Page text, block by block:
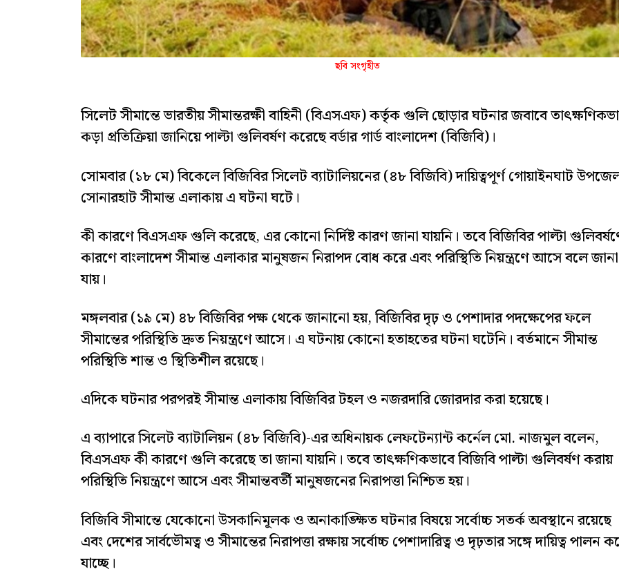
ছবি সংগৃহীত
সিলেট সীমান্তে ভারতীয় সীমান্তরক্ষী বাহিনী (বিএসএফ) কর্তৃক গুলি ছোড়ার ঘটনার জবাবে
কড়া প্রতিক্রিয়া জানিয়ে পাল্টা গুলিবর্ষণ করেছে বর্ডার গার্ড বাংলাদেশ (বিজিবি)।
সোমবার (১৮ মে) বিকেলে বিজিবির সিলেট ব্যাটালিয়নের (৪৮ বিজিবি) দায়িত্বপূর্ণ গোয়াইনঘাট
সোনারহাট সীমান্ত এলাকায় এ ঘটনা ঘটে।
কী কারণে বিএসএফ গুলি করেছে, এর কোনো নির্দিষ্ট কারণ জানা যায়নি। তবে বিজিবির পাল্টা
কারণে বাংলাদেশ সীমান্ত এলাকার মানুষজন নিরাপদ বোধ করে এবং পরিস্থিতি নিয়ন্ত্রণে আসে বলে জানা
যায়।
মঙ্গলবার (১৯ মে) ৪৮ বিজিবির পক্ষ থেকে জানানো হয়, বিজিবির দৃঢ় ও পেশাদার পদক্ষেপের ফলে
সীমান্তের পরিস্থিতি দ্রুত নিয়ন্ত্রণে আসে। এ ঘটনায় কোনো হতাহতের ঘটনা ঘটেনি। বর্তমানে সীমান্ত
পরিস্থিতি শান্ত ও স্থিতিশীল রয়েছে।
এদিকে ঘটনার পরপরই সীমান্ত এলাকায় বিজিবির টহল ও নজরদারি জোরদার করা হয়েছে।
এ ব্যাপারে সিলেট ব্যাটালিয়ন (৪৮ বিজিবি)-এর অধিনায়ক লেফটেন্যান্ট কর্নেল মো. নাজমুল বলেন,
বিএসএফ কী কারণে গুলি করেছে তা জানা যায়নি। তবে তাৎক্ষণিকভাবে বিজিবি পাল্টা গুলিবর্ষণ করায়
পরিস্থিতি নিয়ন্ত্রণে আসে এবং সীমান্তবর্তী মানুষজনের নিরাপত্তা নিশ্চিত হয়।
বিজিবি সীমান্তে যেকোনো উসকানিমূলক ও অনাকাঙ্ক্ষিত ঘটনার বিষয়ে সর্বোচ্চ সতর্ক অবস্থানে রয়েছে
এবং দেশের সার্বভৌমত্ব ও সীমান্তের নিরাপত্তা রক্ষায় সর্বোচ্চ পেশাদারিত্ব ও দৃঢ়তার সঙ্গে দায়িত্ব পালন
যাচ্ছে।